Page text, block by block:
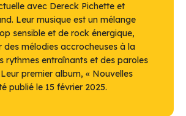
avec Dereck Pichette et
Leur musique est un mélange
sensible et de rock énergique,
des mélodies accrocheuses à la
rythmes entraînants et des paroles
premier album, « Nouvelles
publié le 15 février 2025.